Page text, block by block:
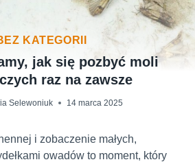
KATEGORII
jak się pozbyć moli
raz na zawsze
Selewoniuk 14 marca 2025
i zobaczenie małych,
owadów to moment, który